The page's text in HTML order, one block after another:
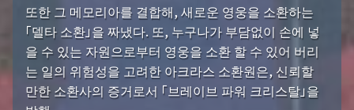
또한 그 메모리아를 결합해, 새로운 영웅을 소환하는
「델타 소환」을 짜냈다. 또, 누구나가 부담없이 손에 넣
을 수 있는 자원으로부터 영웅을 소환 할 수 있어 버리
는 일의 위험성을 고려한 아크라스 소환원은, 신뢰할
만한 소환사의 증거로서 「브레이브 파워 크리스탈」을